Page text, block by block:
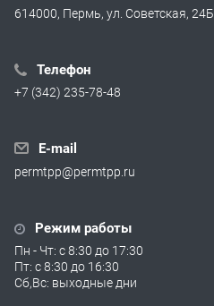
614000, Пермь, ул. Советская, 24Б
Телефон
+7 (342) 235-78-48
E-mail
permtpp@permtpp.ru
Режим работы
Пн - Чт: с 8:30 до 17:30
Пт: с 8:30 до 16:30
Сб,Вс: выходные дни